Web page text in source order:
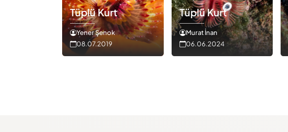
Tüplü Kurt
Yener Şenok
08.07.2019
Tüplü Kurt
Murat İnan
06.06.2024